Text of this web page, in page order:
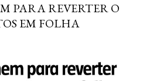
PARA REVERTER O
EM FOLHA